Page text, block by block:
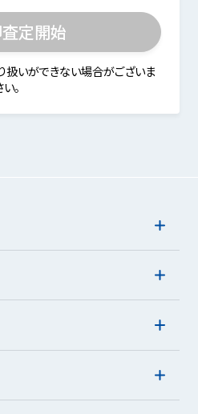
定開始
扱いができない場合がございま
。